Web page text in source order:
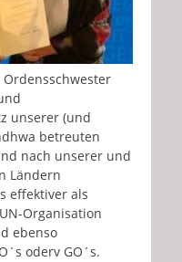
unserer (und
betreuten
nach unserer und
Ländern
effektiver als
Organisation
ebenso
oderv GO´s.